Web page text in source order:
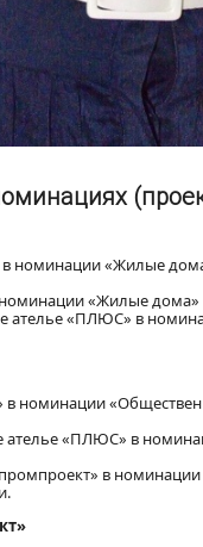
номинации «Жилые
«Жилые
ателье «ПЛЮС» в
в номинации
ателье «ПЛЮС» в
в